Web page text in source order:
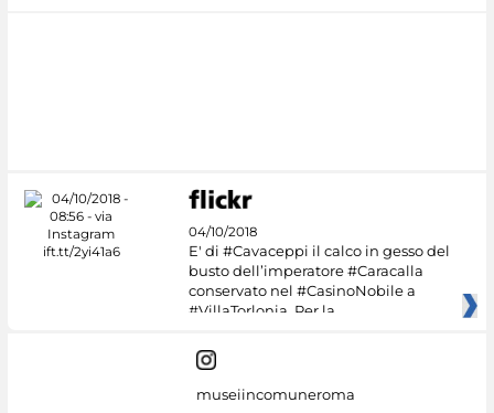
04/10/2018
E' di #Cavaceppi il calco in gesso del
busto dell’imperatore #Caracalla
conservato nel #CasinoNobile a
#VillaTorlonia. Per la
museiincomuneroma